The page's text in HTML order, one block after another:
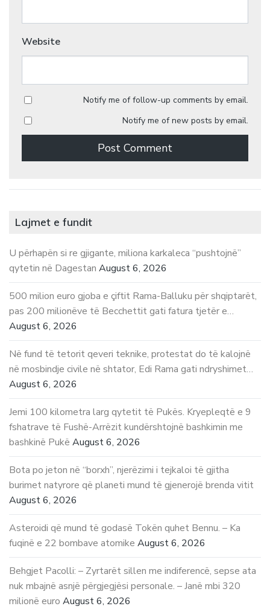
Website
Notify me of follow-up comments by email.
Notify me of new posts by email.
Lajmet e fundit
U përhapën si re gjigante, miliona karkaleca “pushtojnë”
qytetin në Dagestan August 6, 2026
500 milion euro gjoba e çiftit Rama-Balluku për shqiptarët,
pas 200 milionëve të Becchettit gati fatura tjetër e…
August 6, 2026
Në fund të tetorit qeveri teknike, protestat do të kalojnë
në mosbindje civile në shtator, Edi Rama gati ndryshimet…
August 6, 2026
Jemi 100 kilometra larg qytetit të Pukës. Kryepleqtë e 9
fshatrave të Fushë-Arrëzit kundërshtojnë bashkimin me
bashkinë Pukë August 6, 2026
Bota po jeton në “borxh”, njerëzimi i tejkaloi të gjitha
burimet natyrore që planeti mund të gjenerojë brenda vitit
August 6, 2026
Asteroidi që mund të godasë Tokën quhet Bennu. – Ka
fuqinë e 22 bombave atomike August 6, 2026
Behgjet Pacolli: – Zyrtarët sillen me indiferencë, sepse ata
nuk mbajnë asnjë përgjegjësi personale. – Janë mbi 320
milionë euro August 6, 2026